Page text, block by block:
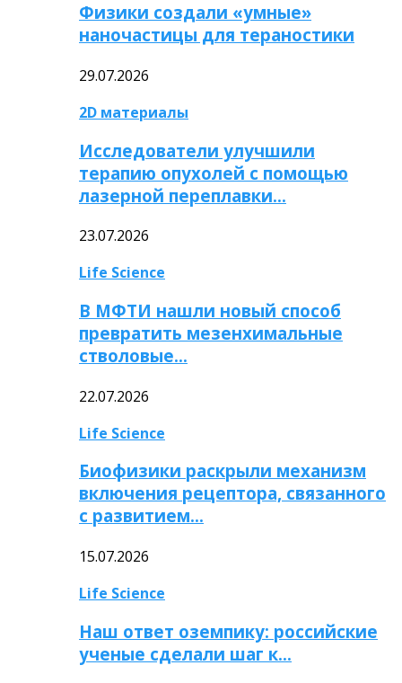
Физики создали «умные»
наночастицы для тераностики
29.07.2026
2D материалы
Исследователи улучшили
терапию опухолей с помощью
лазерной переплавки…
23.07.2026
Life Science
В МФТИ нашли новый способ
превратить мезенхимальные
стволовые…
22.07.2026
Life Science
Биофизики раскрыли механизм
включения рецептора, связанного
с развитием…
15.07.2026
Life Science
Наш ответ оземпику: российские
ученые сделали шаг к…